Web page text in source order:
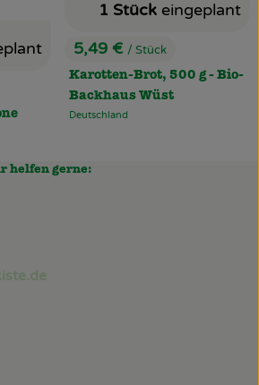
, Preis:
5,49 €/ Stück
Karotten-Brot, 500 g - Bio-
Backhaus Wüst
, Herkunft:
Deutschland
1 Stück eingeplant
helfen gerne: